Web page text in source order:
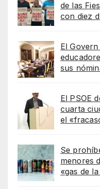
de las
con diez
El
sus
El PSOE
cuarta
el
Se
menores
«gas de